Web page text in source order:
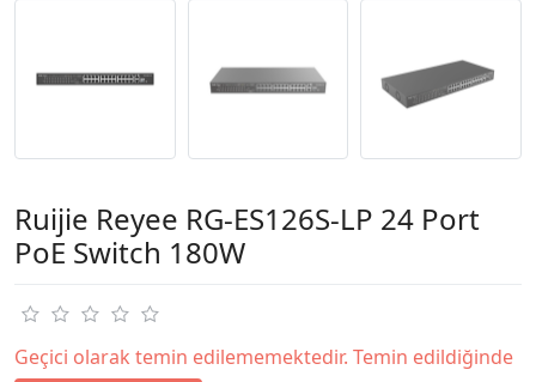
Ruijie Reyee RG-ES126S-LP 24 Port
PoE Switch 180W
Geçici olarak temin edilememektedir. Temin edildiğinde